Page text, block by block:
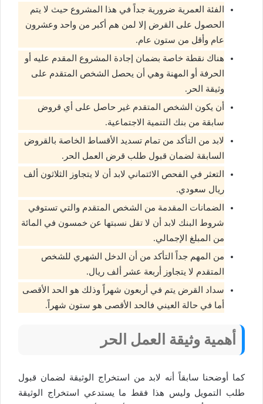
الفئة العمرية ضرورية جداً في هذا المشروع حيث لا يتم
الحصول على القرض إلا لمن هم أكبر من واحد وعشرون
عام وأقل من ستون عام.
هناك نقطة خاصة بضمان إجادة المشروع المقدم عليه أو
الحرفة أو المهنة وهي أن يحصل الشخص المتقدم على
وثيقة الحر.
أن يكون الشخص المتقدم غير حاصل على أي قروض
سابقة من بنك التنمية الاجتماعية.
لابد من التأكد من تمام تسديد الأقساط الخاصة بالقروض
السابقة لضمان قبول طلب قرض العمل الحر.
التعثر في الفحص الائتماني لابد أن لا يتجاوز الثلاثون ألف
ريال سعودي.
الضمانات المقدمة من الشخص المتقدم والتي تستوفي
شروط البنك لابد أن لا تقل نسبتها عن خمسون في المائة
من المبلغ الإجمالي.
من المهم جداً التأكد من أن الدخل الشهري للشخص
المتقدم لا يتجاوز أربعة عشر ألف ريال.
سداد القرض يتم في أربعون شهراً وذلك هو الحد الأقصى
أما في حالة العيني فالحد الأقصى هو ستون شهراً.
أهمية وثيقة العمل الحر
كما أوضحنا سابقاً أنه لابد من استخراج الوثيقة لضمان قبول
طلب التمويل وليس هذا فقط ما يستدعي استخراج الوثيقة